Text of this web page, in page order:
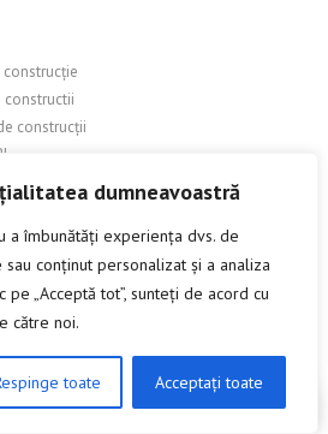
dumneavoastră
a îmbunătăți experiența dvs. de
conținut personalizat și a analiza
pe „Acceptă tot”, sunteți de acord cu
către noi.
toate Acceptați toate
constructii
construcții
A DISCUTA